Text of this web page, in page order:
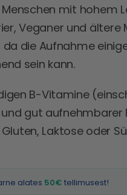
mit hohem
Veganer und ältere
die Aufnahme
sein kann.
B-Vitamine
gut aufnehmbarer
Laktose oder
alates 50€ tellimusest!